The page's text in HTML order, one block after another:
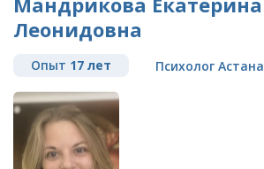
Леонидовна
Опыт 17 лет Психолог Астана